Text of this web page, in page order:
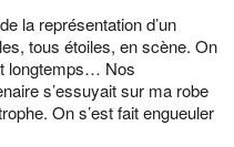
la représentation d’un
tous étoiles, en scène. On
longtemps… Nos
s’essuyait sur ma robe
On s’est fait engueuler